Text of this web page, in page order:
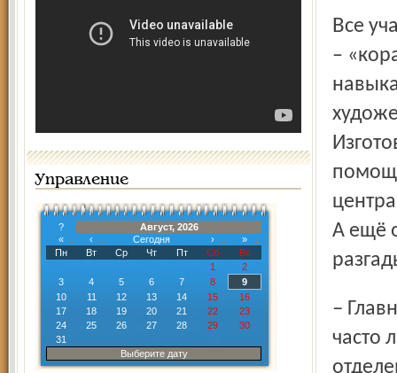
Управление
?
Август, 2026
«
‹ Сегодня ›
»
Пн
Вт Ср Чт Пт Сб
Вс
1
2
3
4 5 6 7 8
9
10
11 12 13 14 15
16
17
18 19 20 21 22
23
24
25 26 27 28 29
30
31
Выберите дату
Все участники мастер-класса разделились на три команды
–
А ещё
– Главная цель «Золотых ручек» – это общение, которого
часто